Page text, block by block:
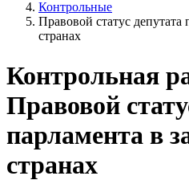
Контрольные
Правовой статус
странах
Контрольная
Правовой
парламента в
странах